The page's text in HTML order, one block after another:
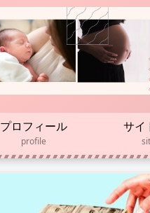
プロフィール
profile
サイ